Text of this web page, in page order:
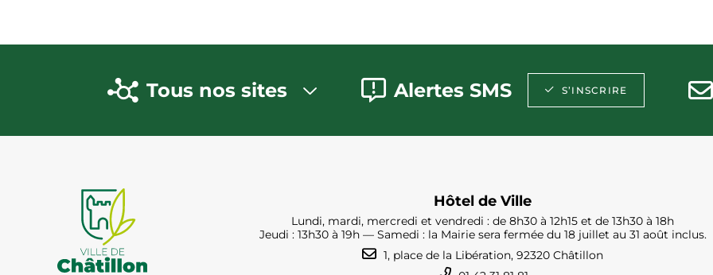
Tous nos sites Alertes SMS S’INSCRIRE
Hôtel de Ville
Lundi, mardi, mercredi et vendredi : de 8h30 à 12h15 et de 13h30 à 18h
Jeudi : 13h30 à 19h — Samedi : la Mairie sera fermée du 18 juillet au 31 août inclus.
1, place de la Libération, 92320 Châtillon